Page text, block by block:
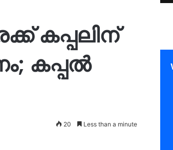
കപ്പലിന്
കപ്പൽ
20 Less than a minute